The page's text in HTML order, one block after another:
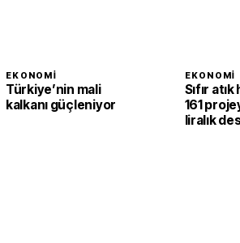
EKONOMI
Türkiye’nin mali
kalkanı güçleniyor
EKONOMI
Sıfır
161
liralık